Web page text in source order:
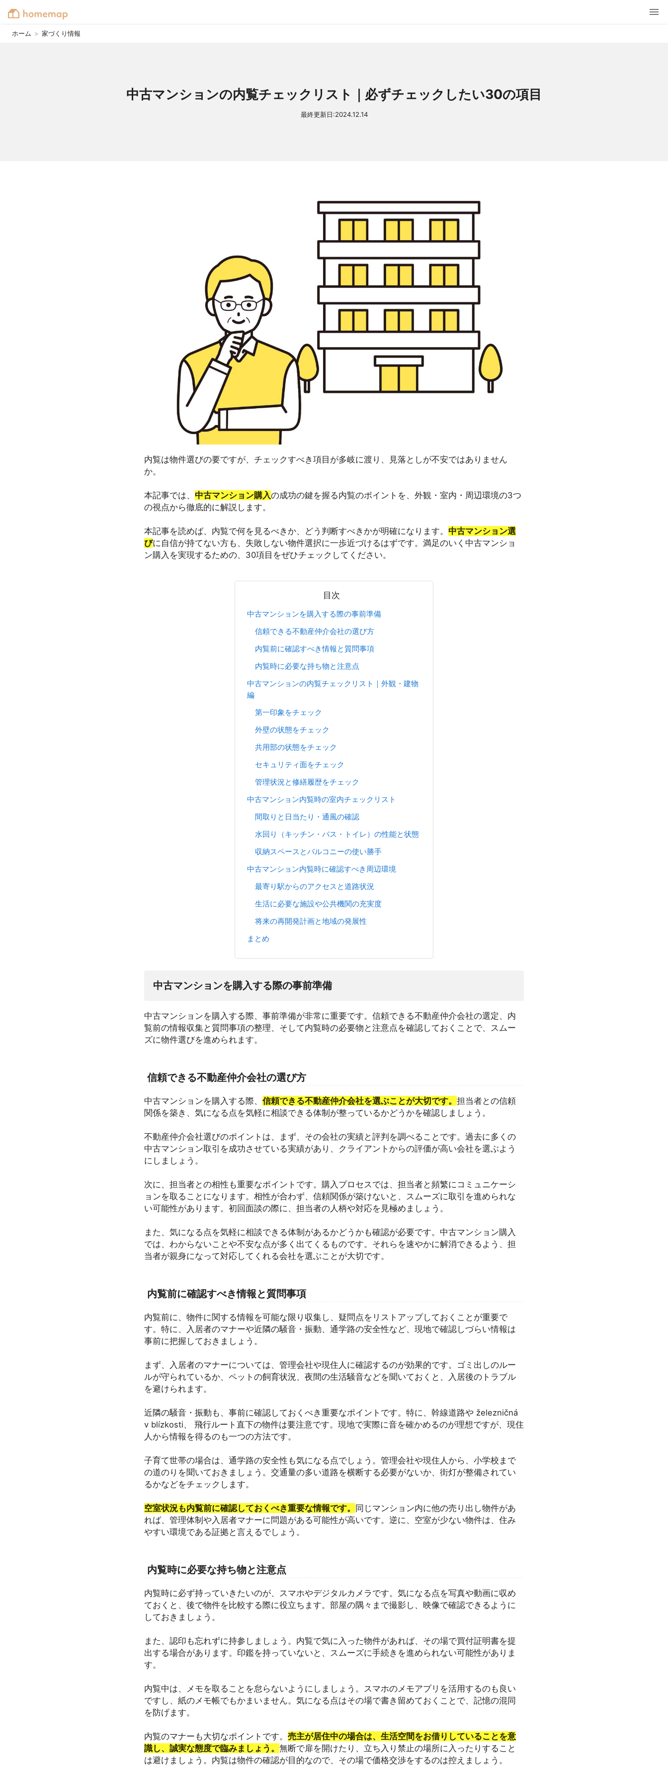
ホーム > 家づくり情報
中古マンションの内覧チェックリスト｜必ずチェックしたい30の項目
最終更新日:2024.12.14
内覧は物件選びの要ですが、チェックすべき項目が多岐に渡り、見落としが不安ではありません
か。
本記事では、 中古マンション購入の成功の鍵を握る内覧のポイントを、外観・室内・周辺環境の3つ
の視点から徹底的に解説します。
本記事を読めば、内覧で何を見るべきか、どう判断すべきかが明確になります。 中古マンション選
びに自信が持てない方も、失敗しない物件選択に一歩近づけるはずです。満足のいく中古マンショ
ン購入を実現するための、30項目をぜひチェックしてください。
目次
中古マンションを購入する際の事前準備
信頼できる不動産仲介会社の選び方
内覧前に確認すべき情報と質問事項
内覧時に必要な持ち物と注意点
中古マンションの内覧チェックリスト｜外観・建物
編
第一印象をチェック
外壁の状態をチェック
共用部の状態をチェック
セキュリティ面をチェック
管理状況と修繕履歴をチェック
中古マンション内覧時の室内チェックリスト
間取りと日当たり・通風の確認
水回り（キッチン・バス・トイレ）の性能と状態
収納スペースとバルコニーの使い勝手
中古マンション内覧時に確認すべき周辺環境
最寄り駅からのアクセスと道路状況
生活に必要な施設や公共機関の充実度
将来の再開発計画と地域の発展性
まとめ
中古マンションを購入する際の事前準備
中古マンションを購入する際、事前準備が非常に重要です。信頼できる不動産仲介会社の選定、内
覧前の情報収集と質問事項の整理、そして内覧時の必要物と注意点を確認しておくことで、スムー
ズに物件選びを進められます。
信頼できる不動産仲介会社の選び方
中古マンションを購入する際、 信頼できる不動産仲介会社を選ぶことが大切です。 担当者との信頼
関係を築き、気になる点を気軽に相談できる体制が整っているかどうかを確認しましょう。
不動産仲介会社選びのポイントは、まず、その会社の実績と評判を調べることです。過去に多くの
中古マンション取引を成功させている実績があり、クライアントからの評価が高い会社を選ぶよう
にしましょう。
次に、担当者との相性も重要なポイントです。購入プロセスでは、担当者と頻繁にコミュニケーシ
ョンを取ることになります。相性が合わず、信頼関係が築けないと、スムーズに取引を進められな
い可能性があります。初回面談の際に、担当者の人柄や対応を見極めましょう。
また、気になる点を気軽に相談できる体制があるかどうかも確認が必要です。中古マンション購入
では、わからないことや不安な点が多く出てくるものです。それらを速やかに解消できるよう、担
当者が親身になって対応してくれる会社を選ぶことが大切です。
内覧前に確認すべき情報と質問事項
内覧前に、物件に関する情報を可能な限り収集し、疑問点をリストアップしておくことが重要で
す。特に、入居者のマナーや近隣の騒音・振動、通学路の安全性など、現地で確認しづらい情報は
事前に把握しておきましょう。
まず、入居者のマナーについては、管理会社や現住人に確認するのが効果的です。ゴミ出しのルー
ルが守られているか、ペットの飼育状況、夜間の生活騒音などを聞いておくと、入居後のトラブル
を避けられます。
近隣の騒音・振動も、事前に確認しておくべき重要なポイントです。特に、幹線道路や železničná
v blízkosti、 飛行ルート直下の物件は要注意です。現地で実際に音を確かめるのが理想ですが、現住
人から情報を得るのも一つの方法です。
子育て世帯の場合は、通学路の安全性も気になる点でしょう。管理会社や現住人から、小学校まで
の道のりを聞いておきましょう。交通量の多い道路を横断する必要がないか、街灯が整備されてい
るかなどをチェックします。
空室状況も内覧前に確認しておくべき重要な情報です。 同じマンション内に他の売り出し物件があ
れば、管理体制や入居者マナーに問題がある可能性が高いです。逆に、空室が少ない物件は、住み
やすい環境である証拠と言えるでしょう。
内覧時に必要な持ち物と注意点
内覧時に必ず持っていきたいのが、スマホやデジタルカメラです。気になる点を写真や動画に収め
ておくと、後で物件を比較する際に役立ちます。部屋の隅々まで撮影し、映像で確認できるように
しておきましょう。
また、認印も忘れずに持参しましょう。内覧で気に入った物件があれば、その場で買付証明書を提
出する場合があります。印鑑を持っていないと、スムーズに手続きを進められない可能性がありま
す。
内覧中は、メモを取ることを怠らないようにしましょう。スマホのメモアプリを活用するのも良い
ですし、紙のメモ帳でもかまいません。気になる点はその場で書き留めておくことで、記憶の混同
を防げます。
内覧のマナーも大切なポイントです。 売主が居住中の場合は、生活空間をお借りしていることを意
識し、誠実な態度で臨みましょう。 無断で扉を開けたり、立ち入り禁止の場所に入ったりすること
は避けましょう。内覧は物件の確認が目的なので、その場で価格交渉をするのは控えましょう。